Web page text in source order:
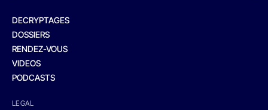
DECRYPTAGES
DOSSIERS
RENDEZ-VOUS
VIDEOS
PODCASTS
LEGAL